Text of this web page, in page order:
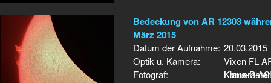
Bedeckung von AR 12303
März 2015
Datum der Aufnahme: 20.03.2015
Optik u. Kamera:
Vixen FL
Kamera
Fotograf: Klaus-